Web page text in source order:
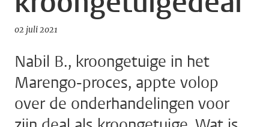
02 juli 2021
Nabil B., kroongetuige in het
Marengo-proces, appte volop
over de onderhandelingen voor